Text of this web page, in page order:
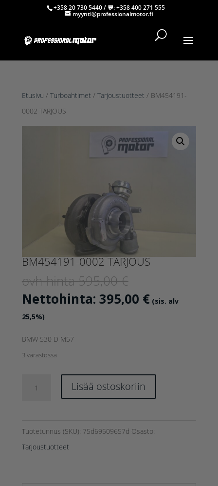
+358 20 730 5440/ 💬:+358 400 271 555
myynti@professionalmotor.fi
Etusivu / Turboahtimet / Tarjoustuotteet / BM454191-
0002 TARJOUS
BM454191-0002 TARJOUS
ovh-hinta595,00€
hinta
Nettohinta: 395,00 €Nykyinen
(sis. alv
25,5%)
BMW 530 D M57
3 varastossa
määrä
Lisää ostoskoriin
Tuotetunnus (SKU): 75d69509657d Osasto:
Tarjoustuotteet